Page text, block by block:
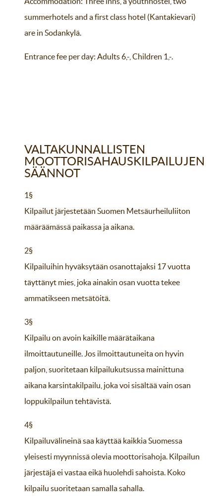
summerhotels and a first class hotel (Kantakievari)
are in Sodankylä.
Entrance fee per day: Adults 6,-, Children 1,-.
VALTAKUNNALLISTEN
MOOTTORISAHAUSKILPAILUJEN
SÄÄNNOT
1§
Kilpailut järjestetään Suomen Metsäurheiluliiton
määräämässä paikassa ja aikana.
2§
Kilpailuihin hyväksytään osanottajaksi 17 vuotta
täyttänyt mies, joka ainakin osan vuotta tekee
ammatikseen metsätöitä.
3§
Kilpailu on avoin kaikille määrätaikana
ilmoittautuneille. Jos ilmoittautuneita on hyvin
paljon, suoritetaan kilpailukutsussa mainittuna
aikana karsintakilpailu, joka voi sisältää vain osan
loppukilpailun tehtävistä.
4§
Kilpailuvälineinä saa käyttää kaikkia Suomessa
yleisesti myynnissä olevia moottorisahoja. Kilpailun
järjestäjä ei vastaa eikä huolehdi sahoista. Koko
kilpailu suoritetaan samalla sahalla.